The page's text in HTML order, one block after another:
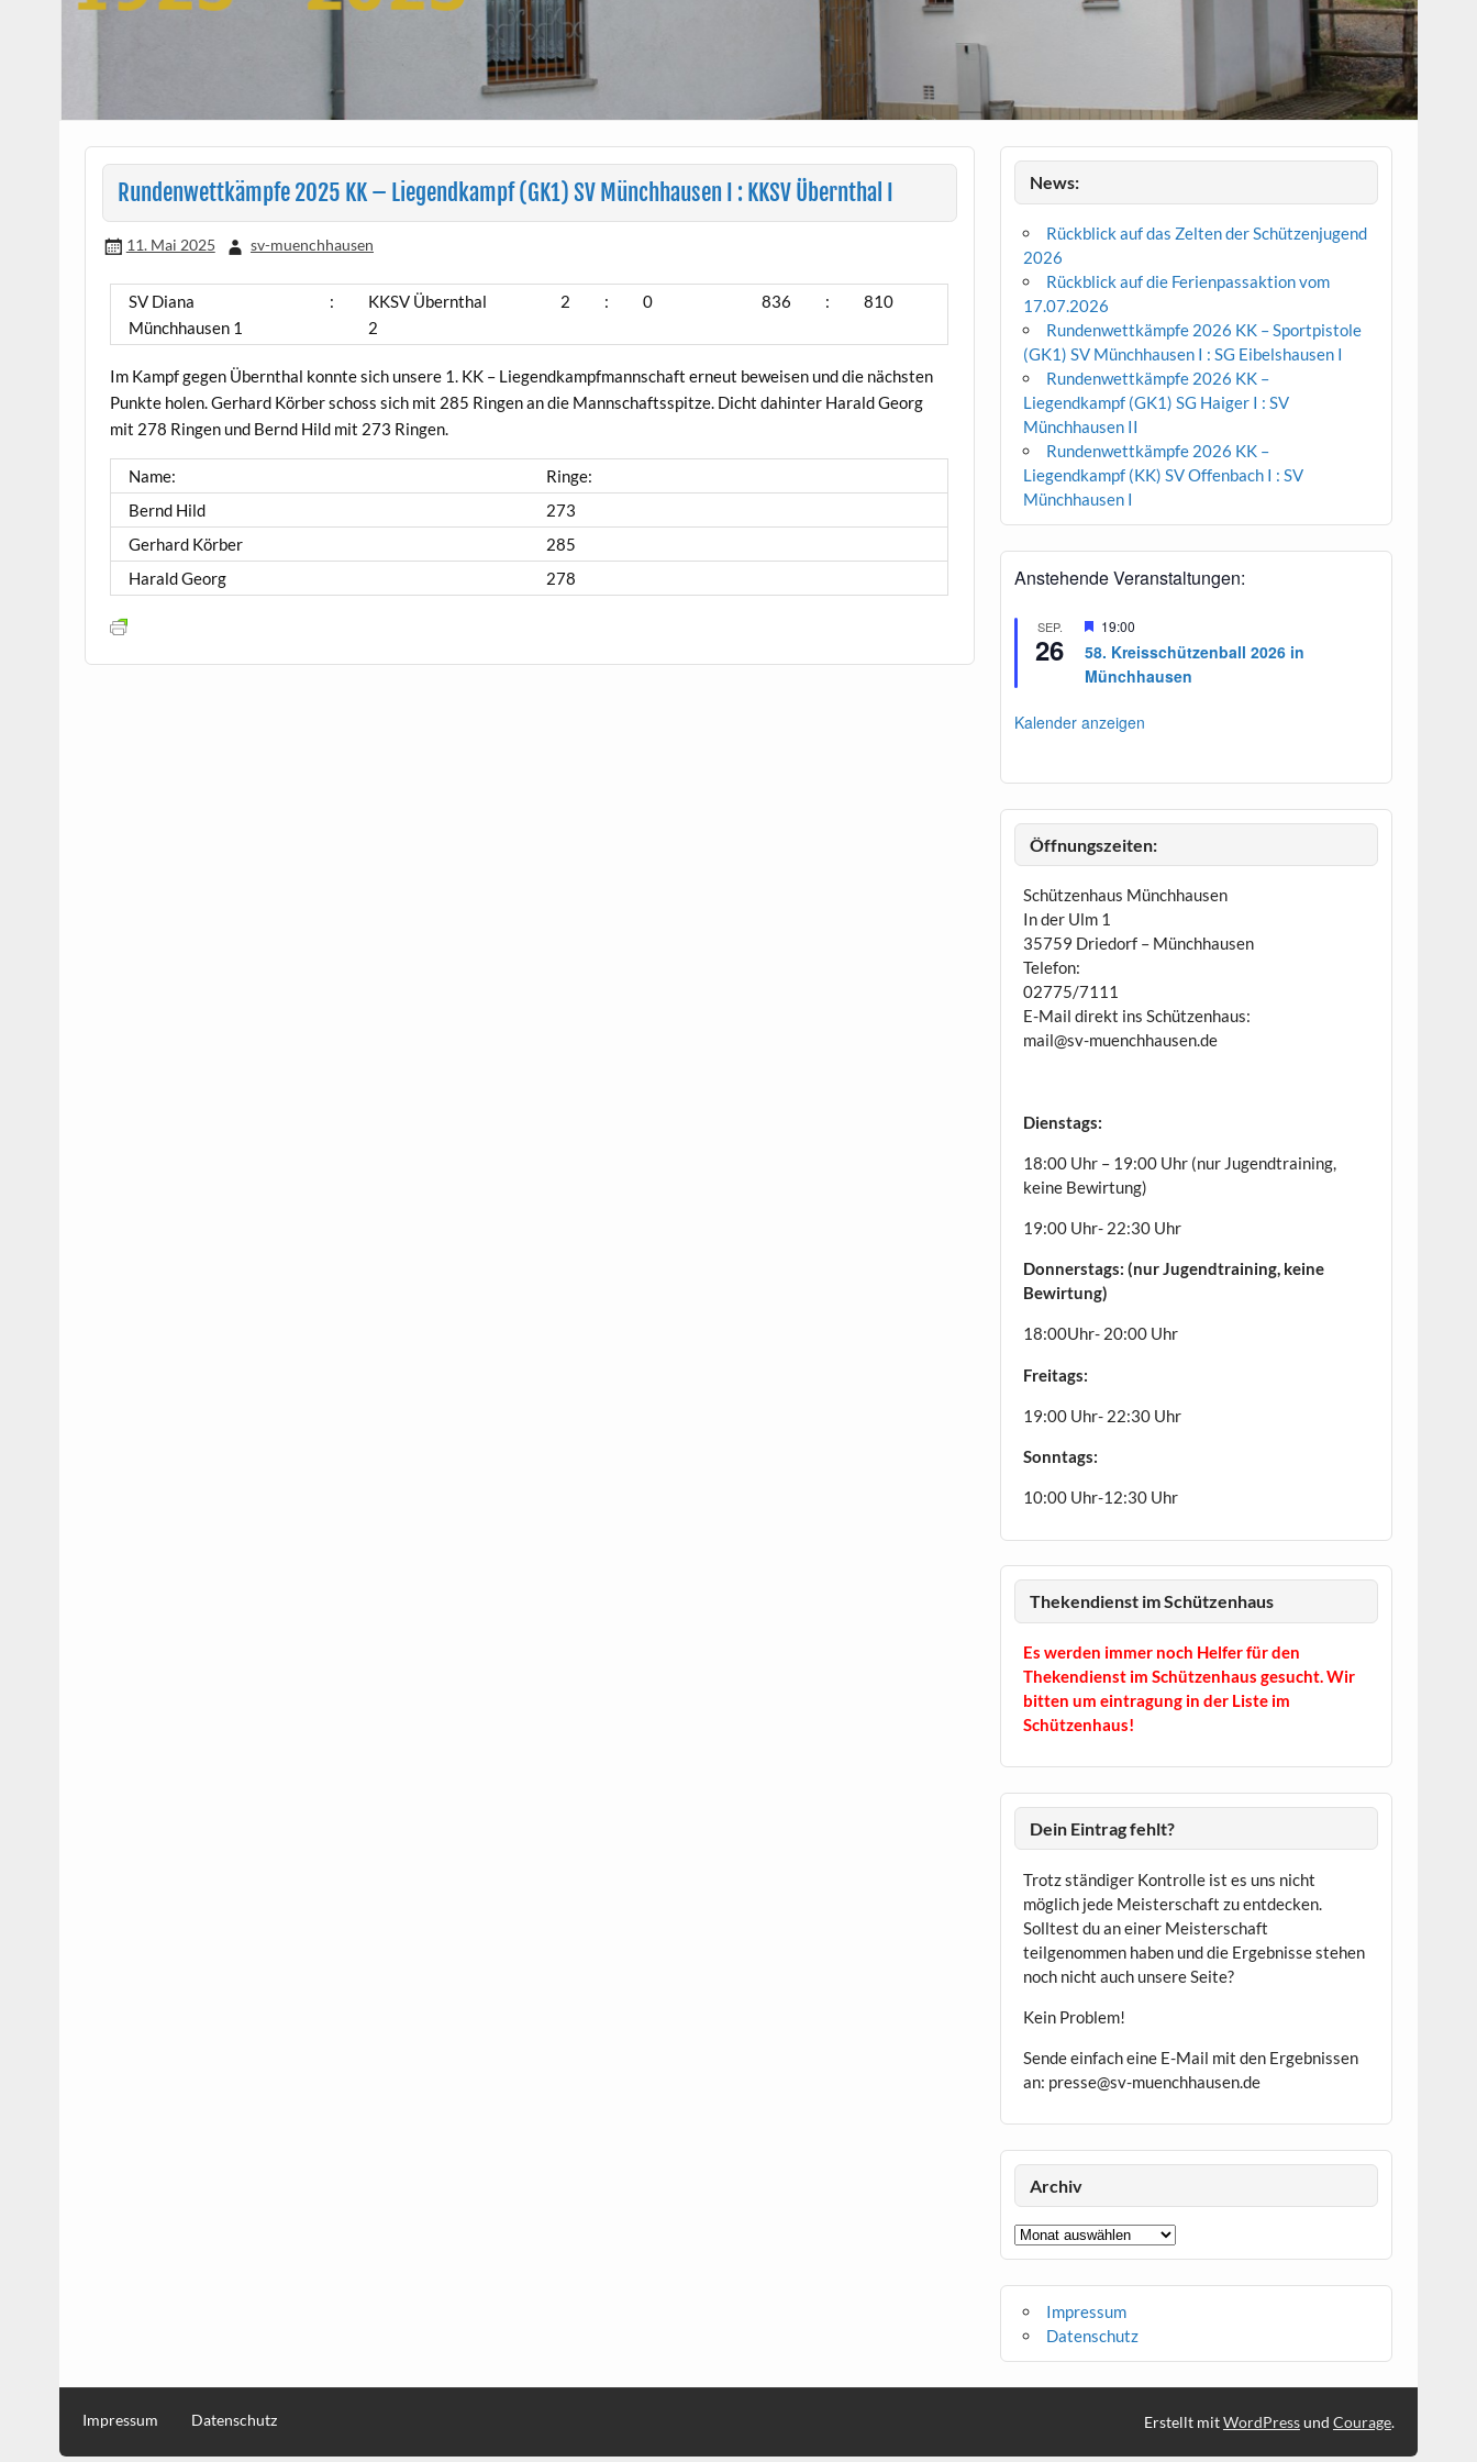
Rundenwettkämpfe 2025 KK – Liegendkampf (GK1) SV Münchhausen I : KKSV Übernthal I
11. Mai 2025 sv-muenchhausen
SV Diana
Münchhausen 1
:
KKSV Übernthal
2
2 : 0 836 : 810
Im Kampf gegen Übernthal konnte sich unsere 1. KK – Liegendkampfmannschaft erneut beweisen und die nächsten
Punkte holen. Gerhard Körber schoss sich mit 285 Ringen an die Mannschaftsspitze. Dicht dahinter Harald Georg
mit 278 Ringen und Bernd Hild mit 273 Ringen.
Name:
Ringe:
Bernd Hild
273
Gerhard Körber
285
Harald Georg
278
News:
Rückblick auf das Zelten der Schützenjugend
2026
Rückblick auf die Ferienpassaktion vom
17.07.2026
Rundenwettkämpfe 2026 KK – Sportpistole
(GK1) SV Münchhausen I : SG Eibelshausen I
Rundenwettkämpfe 2026 KK –
Liegendkampf (GK1) SG Haiger I : SV
Münchhausen II
Rundenwettkämpfe 2026 KK –
Liegendkampf (KK) SV Offenbach I : SV
Münchhausen I
Anstehende Veranstaltungen:
SEP.
26
H
r
v
g
o
19:00
58. Kreisschützenball 2026 in
Münchhausen
Kalender anzeigen
Öffnungszeiten:
Schützenhaus Münchhausen
In der Ulm 1
35759 Driedorf – Münchhausen
Telefon:
02775/7111
E-Mail direkt ins Schützenhaus:
mail@sv-muenchhausen.de
Dienstags:
18:00 Uhr – 19:00 Uhr (nur Jugendtraining,
keine Bewirtung)
19:00 Uhr- 22:30 Uhr
Donnerstags: (nur Jugendtraining, keine
Bewirtung)
18:00Uhr- 20:00 Uhr
Freitags:
19:00 Uhr- 22:30 Uhr
Sonntags:
10:00 Uhr-12:30 Uhr
Thekendienst im Schützenhaus
Es werden immer noch Helfer für den
Thekendienst im Schützenhaus gesucht. Wir
bitten um eintragung in der Liste im
Schützenhaus!
Dein Eintrag fehlt?
Trotz ständiger Kontrolle ist es uns nicht
möglich jede Meisterschaft zu entdecken.
Solltest du an einer Meisterschaft
teilgenommen haben und die Ergebnisse stehen
noch nicht auch unsere Seite?
Kein Problem!
Sende einfach eine E-Mail mit den Ergebnissen
an: presse@sv-muenchhausen.de
Archiv
Archiv
Impressum
Datenschutz
Impressum Datenschutz Erstellt mitWordPressund Courage.